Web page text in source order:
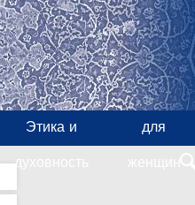
Этика и
духовность
для